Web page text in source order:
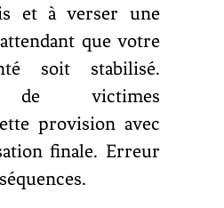
et à verser une
que votre
soit stabilisé.
de victimes
provision avec
finale. Erreur